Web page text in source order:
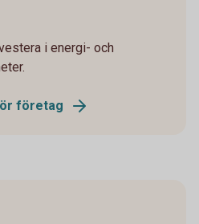
i energi- och
företag